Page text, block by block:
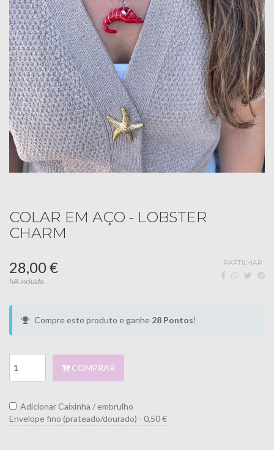
COLAR EM AÇO - LOBSTER
CHARM
28,00 €
IVA incluído.
PARTILHAR
Compre este produto e ganhe 28 Pontos!
COMPRAR
Adicionar Caixinha / embrulho